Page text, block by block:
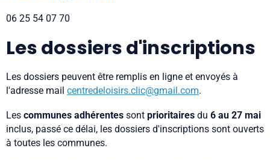
06 25 54 07 70
Les dossiers d'inscriptions
Les dossiers peuvent être remplis en ligne et envoyés à
l'adresse mail centredeloisirs.clic@gmail.com.
Les communes adhérentes sont prioritaires du 6 au 27 mai
inclus, passé ce délai, les dossiers d'inscriptions sont ouverts
à toutes les communes.